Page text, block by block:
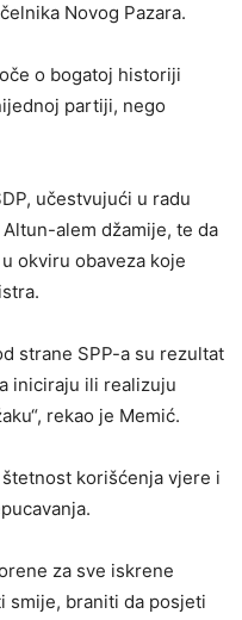
Novog Pazara.
o bogatoj historiji
partiji, nego
učestvujući u radu
alem džamije, te da
okviru obaveza koje
strane SPP-a su rezultat
iniciraju ili realizuju
rekao je Memić.
korišćenja vjere i
za sve iskrene
smije, braniti da posjeti